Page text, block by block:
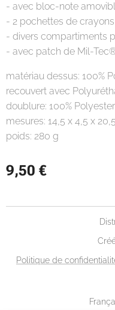
- avec bloc-note
- 2 pochettes de crayons
- divers compartiments
- avec patch de Mil-
matériau dessus: 100%
recouvert avec
doublure: 100% Polyester
mesures: 14,5 x 4,5 x
poids: 280 g
9,50 €
Politique de